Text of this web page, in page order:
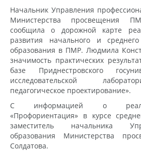
Начальник Управления
Министерства просвещения
сообщила о дорожной карте
развития начального и среднего
образования в ПМР. Людмила
значимость практических
базе Приднестровского
исследовательской
педагогическое проектирование».
С информацией о
«Профориентация» в курсе
заместитель начальника
образования Министерства
Солдатова.